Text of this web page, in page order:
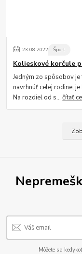
23.08.2022 Šport
Kolieskové korčule
Jedným zo spôsobov
navrhnúť celej rodine,
Na rozdiel od s...čítať
Môžete sa